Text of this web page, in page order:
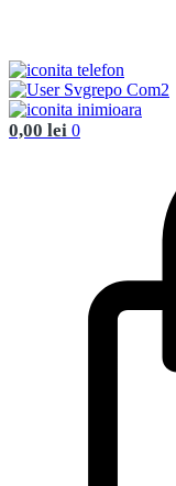
0,00 lei 0